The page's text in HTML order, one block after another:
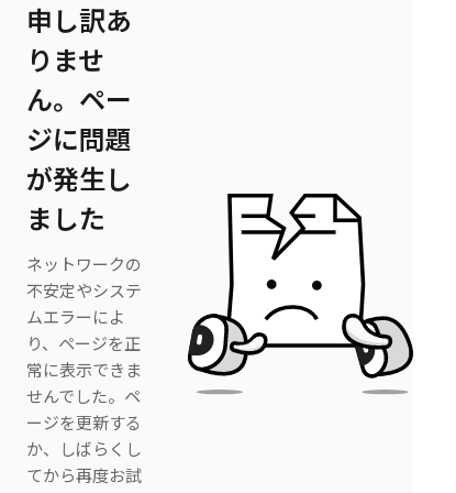
申し訳あ
りませ
ん。ペー
ジに問題
が発生し
ました
ネットワークの
不安定やシステ
ムエラーによ
り、ページを正
常に表示できま
せんでした。ペ
ージを更新する
か、しばらくし
てから再度お試